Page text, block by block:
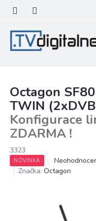
obsah
Octagon
TWIN
Konfigurace
ZDARMA !
3323
NOVINKA
Průměrné
hodnocení
Značka: Octagon